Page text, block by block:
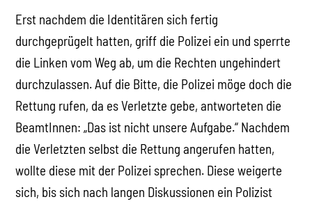
Erst nachdem die Identitären sich fertig
durchgeprügelt hatten, griff die Polizei ein und sperrte
die Linken vom Weg ab, um die Rechten ungehindert
durchzulassen. Auf die Bitte, die Polizei möge doch die
Rettung rufen, da es Verletzte gebe, antworteten die
BeamtInnen: „Das ist nicht unsere Aufgabe.“ Nachdem
die Verletzten selbst die Rettung angerufen hatten,
wollte diese mit der Polizei sprechen. Diese weigerte
sich, bis sich nach langen Diskussionen ein Polizist